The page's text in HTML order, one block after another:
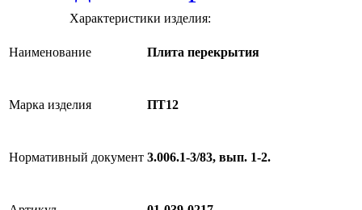
Характеристики изделия:
Наименование Плита перекрытия
Марка изделия ПТ12
Нормативный документ 3.006.1-3/83, вып. 1-2.